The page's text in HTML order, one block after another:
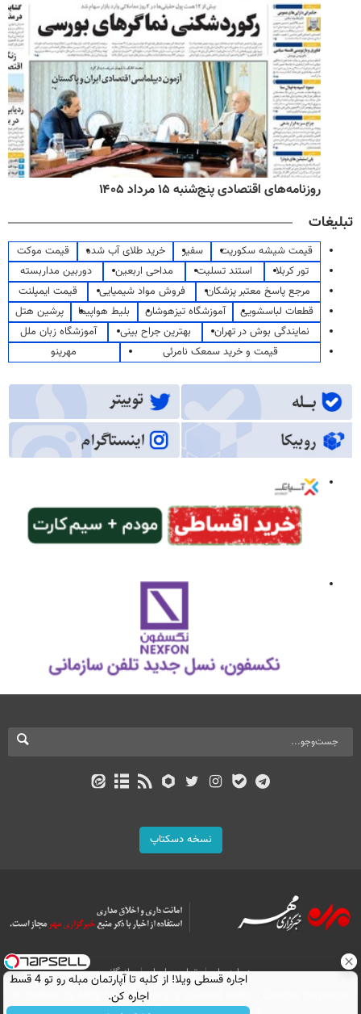
روزنامه‌های اقتصادی پنج‌شنبه ۱۵ مرداد ۱۴۰۵
تبلیغات
قیمت شیشه سکوریت سفیر خرید طلای آب شده
قیمت موکت
تور کربلا
استند تسلیت مداحی اربعین
دوربین مداربسته
مرجع پاسخ معتبر پزشکان
فروش مواد شیمیایی
قیمت ایمپلنت
قطعات لباسشویی
آموزشگاه تیزهوشان بلیط هواپیما
پرشین هتل
نمایندگی بوش در تهران
بهترین جراح بینی
آموزشگاه زبان ملل
قیمت و خرید سمعک نامرئی
مهرینو
نسخه دسکتاپ
درباره ما تماس با ما
بازرگانی
All Content by Mehr News Agency is licensed under a Creative Commons
اجاره‌ قسطی ویلا! از کلبه تا آپارتمان مبله رو تو 4 قسط
اجاره کن.